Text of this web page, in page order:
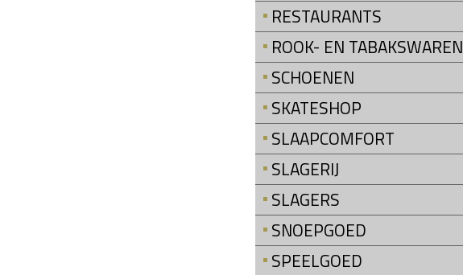
RESTAURANTS
ROOK- EN TABAKSWAREN
SCHOENEN
SKATESHOP
SLAAPCOMFORT
SLAGERIJ
SLAGERS
SNOEPGOED
SPEELGOED